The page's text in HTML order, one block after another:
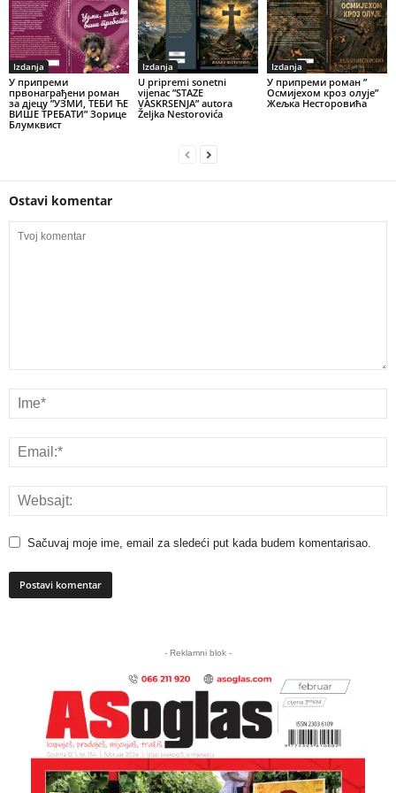
Izdanja
У припреми
првонаграђени роман
за дјецу ”УЗМИ, ТЕБИ ЋЕ
ВИШЕ ТРЕБАТИ” Зорице
Блумквист
Izdanja
U pripremi sonetni
vijenac ”STAZE
VASKRSENJA” autora
Željka Nestorovića
Izdanja
У припреми роман ”
Осмијехом кроз олује”
Жељка Несторовића
Ostavi komentar
Sačuvaj moje ime, email za sledeći put kada budem komentarisao.
- Reklamni blok -